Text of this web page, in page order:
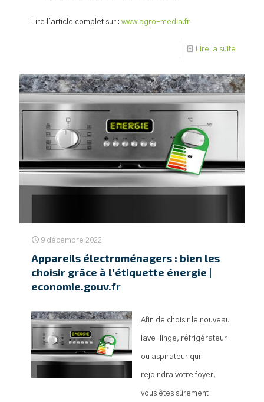
Lire l'article complet sur : www.agro-media.fr
Lire la suite
9 décembre 2022
Appareils électroménagers : bien les
choisir grâce à l’étiquette énergie |
economie.gouv.fr
Afin de choisir le nouveau
lave-linge, réfrigérateur
ou aspirateur qui
rejoindra votre foyer,
vous êtes sûrement